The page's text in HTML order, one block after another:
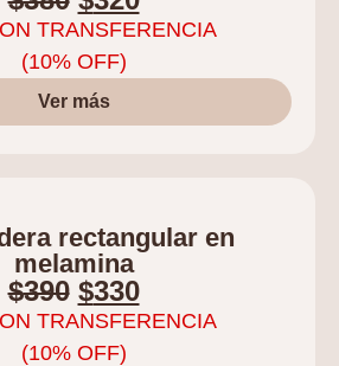
TRANSFERENCIA
(10% OFF)
Ver más
rectangular en
melamina
$390 $330
TRANSFERENCIA
(10% OFF)